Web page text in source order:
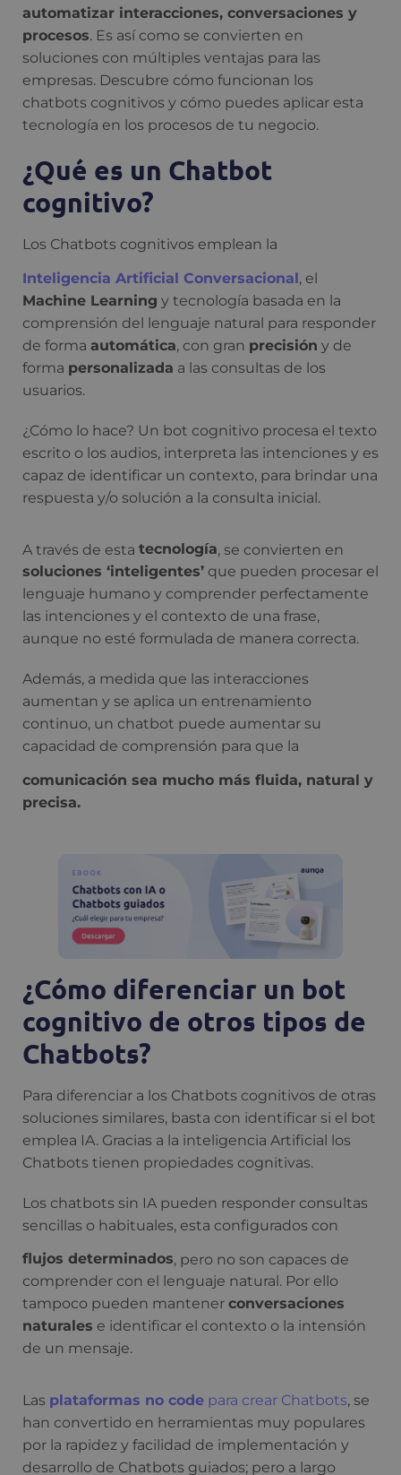
automatizar interacciones, conversaciones y
procesos. Es así como se convierten en
soluciones con múltiples ventajas para las
empresas. Descubre cómo funcionan los
chatbots cognitivos y cómo puedes aplicar esta
tecnología en los procesos de tu negocio.
¿Qué es un Chatbot
cognitivo?
Los Chatbots cognitivos emplean la
Inteligencia Artificial Conversacional, el
Machine Learning y tecnología basada en la
comprensión del lenguaje natural para responder
de forma automática, con gran precisión y de
forma personalizada a las consultas de los
usuarios.
¿Cómo lo hace? Un bot cognitivo procesa el texto
escrito o los audios, interpreta las intenciones y es
capaz de identificar un contexto, para brindar una
respuesta y/o solución a la consulta inicial.
A través de esta tecnología, se convierten en
soluciones ‘inteligentes’ que pueden procesar el
lenguaje humano y comprender perfectamente
las intenciones y el contexto de una frase,
aunque no esté formulada de manera correcta.
Además, a medida que las interacciones
aumentan y se aplica un entrenamiento
continuo, un chatbot puede aumentar su
capacidad de comprensión para que la
comunicación sea mucho más fluida, natural y
precisa.
¿Cómo diferenciar un bot
cognitivo de otros tipos de
Chatbots?
Para diferenciar a los Chatbots cognitivos de otras
soluciones similares, basta con identificar si el bot
emplea IA. Gracias a la inteligencia Artificial los
Chatbots tienen propiedades cognitivas.
Los chatbots sin IA pueden responder consultas
sencillas o habituales, esta configurados con
flujos determinados, pero no son capaces de
comprender con el lenguaje natural. Por ello
tampoco pueden mantener conversaciones
naturales e identificar el contexto o la intensión
de un mensaje.
Las plataformas no code para crear Chatbots, se
han convertido en herramientas muy populares
por la rapidez y facilidad de implementación y
desarrollo de Chatbots guiados; pero a largo